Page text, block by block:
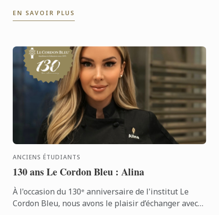
pour leur ...
EN SAVOIR PLUS
ANCIENS ÉTUDIANTS
130 ans Le Cordon Bleu : Alina
À l'occasion du 130ᵉ anniversaire de l'institut Le
Cordon Bleu, nous avons le plaisir d’échanger avec